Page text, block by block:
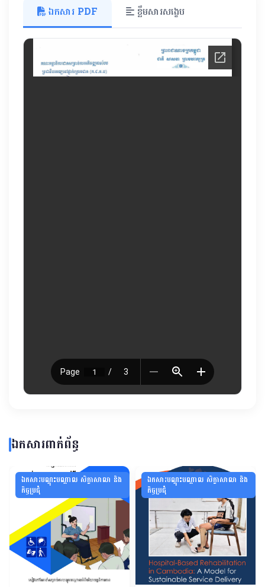
ឯកសារ PDF ខ្លឹមសារសង្ខេប
ឯកសារពាក់ព័ន្ធ
ឯកសារបណ្ដុះបណ្ដាល សិក្ខាសាលា និង
កិច្ចប្រជុំ
ឯកសារបណ្ដុះបណ្ដាល សិក្ខាសាលា និង
កិច្ចប្រជុំ